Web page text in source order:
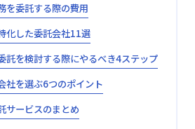
を委託する際の費用
化した委託会社11選
託を検討する際にやるべき4ステップ
社を選ぶ6つのポイント
サービスのまとめ